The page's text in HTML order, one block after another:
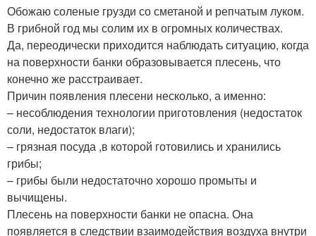
Обожаю соленые грузди со сметаной и репчатым луком.
В грибной год мы солим их в огромных количествах.
Да, переодически приходится наблюдать ситуацию, когда
на поверхности банки образовывается плесень, что
конечно же расстраивает.
Причин появления плесени несколько, а именно:
– несоблюдения технологии приготовления (недостаток
соли, недостаток влаги);
– грязная посуда ,в которой готовились и хранились
грибы;
– грибы были недостаточно хорошо промыты и
вычищены.
Плесень на поверхности банки не опасна. Она
появляется в следствии взаимодействия воздуха внутри